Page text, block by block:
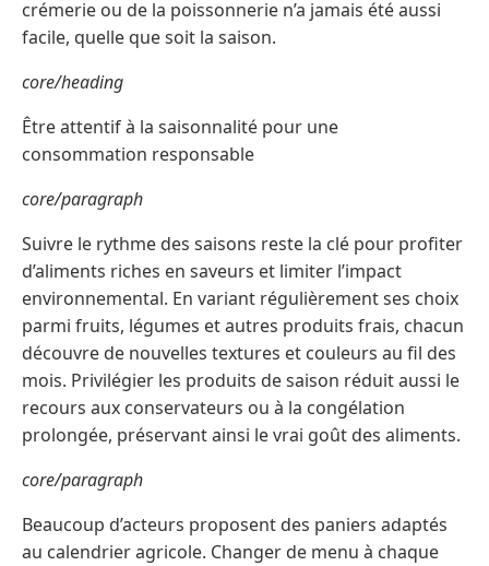
crémerie ou de la poissonnerie n’a jamais été aussi
facile, quelle que soit la saison.
core/heading
Être attentif à la saisonnalité pour une
consommation responsable
core/paragraph
Suivre le rythme des saisons reste la clé pour profiter
d’aliments riches en saveurs et limiter l’impact
environnemental. En variant régulièrement ses choix
parmi fruits, légumes et autres produits frais, chacun
découvre de nouvelles textures et couleurs au fil des
mois. Privilégier les produits de saison réduit aussi le
recours aux conservateurs ou à la congélation
prolongée, préservant ainsi le vrai goût des aliments.
core/paragraph
Beaucoup d’acteurs proposent des paniers adaptés
au calendrier agricole. Changer de menu à chaque